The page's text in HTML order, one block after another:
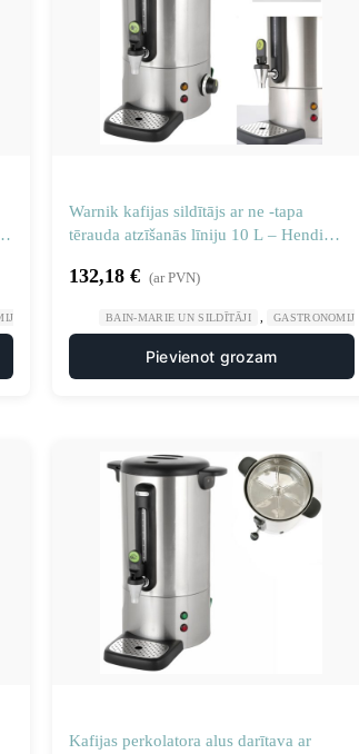
PLĪTIS UN DZĒRIENU UZPILDES IEKĀRTAS
Warnik kafijas sildītājs ar ne -tapa
tērauda atzīšanās līniju 10 L – Hendi
132,18 € (ar PVN)
BAIN-MARIE UN SILDĪTĀJI GASTRONOMIJA
Pievienot grozam
Kafijas perkolatora alus darītava ar